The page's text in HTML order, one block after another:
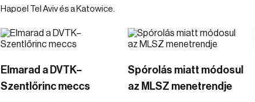
Hapoel Tel Aviv és a Katowice.
Elmarad a DVTK–
Szentlőrinc meccs
Spórolás miatt módosul
az MLSZ menetrendje